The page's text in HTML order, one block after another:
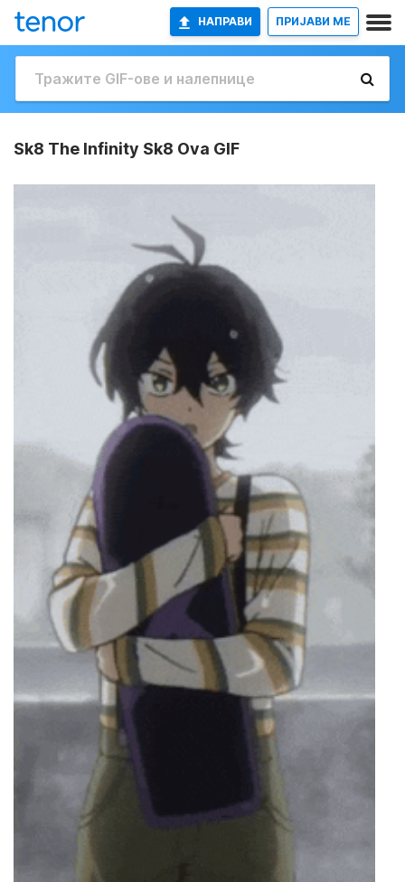
НАПРАВИ ПРИЈАВИ МЕ
Sk8 The Infinity Sk8 Ova GIF